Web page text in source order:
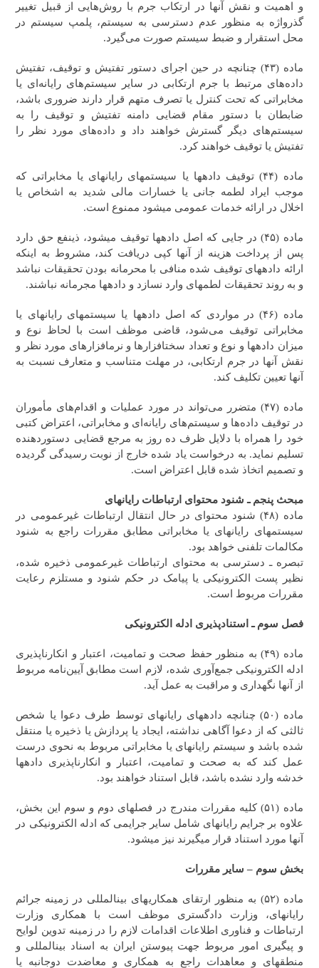
و اهمیت و نقش آنها در ارتکاب جرم با روش‌هایی از قبیل تغییر
گذرواژه به منظور عدم دسترسی به سیستم، پلمپ سیستم در
محل استقرار و ضبط سیستم صورت می‌گیرد.
ماده (۴۳) چنانچه در حین اجرای دستور تفتیش و توقیف، تفتیش
داده‌های مرتبط با جرم ارتکابی در سایر سیستم‌‌های رایانه‌ای یا
مخابراتی که تحت کنترل یا تصرف متهم قرار دارند ضروری باشد،
ضابطان با دستور مقام قضایی دامنه تفتیش و توقیف را به
سیستم‌‌های دیگر گسترش خواهند داد و داده‌‌های مورد نظر را
تفتیش یا توقیف خواهند کرد.
ماده (۴۴) توقیف داده‎ها یا سیستم‎های رایانه‎ای یا مخابراتی که
موجب ایراد لطمه جانی یا خسارات مالی شدید به اشخاص یا
اخلال در ارائه خدمات عمومی می‎شود ممنوع است.
ماده (۴۵) در جایی که اصل داده‎ها توقیف می‎شود،‌ ذی‎نفع حق دارد
پس از پرداخت هزینه از آنها کپی دریافت کند، مشروط به اینکه
ارائه داده‎های توقیف شده منافی با محرمانه بودن تحقیقات نباشد
و به روند تحقیقات لطمه‎ای وارد نسازد و داده‎ها مجرمانه نباشند.
ماده (۴۶) در مواردی که اصل داده‎ها یا سیستم‎های رایانه‎ای یا
مخابراتی توقیف می‌شود، قاضی موظف است با لحاظ نوع و
میزان داده‎ها و نوع و تعداد سخت‎افزارها و نرم‎افزارهای مورد نظر و
نقش آنها در جرم ارتکابی، در مهلت متناسب و متعارف نسبت به
آنها تعیین تکلیف کند.
ماده (۴۷) متضرر می‌تواند در مورد عملیات و اقدام‌های مأموران
در توقیف داده‌ها و سیستم‌های رایانه‌ای و مخابراتی، اعتراض کتبی
خود را همراه با دلایل ظرف ده روز به مرجع قضایی دستوردهنده
تسلیم نماید. به درخواست یاد شده خارج از نوبت رسیدگی گردیده
و تصمیم اتخاذ شده قابل اعتراض است.
مبحث پنجم ـ شنود محتوای ارتباطات رایانهای
ماده (۴۸) شنود محتوای در حال انتقال ارتباطات غیرعمومی در
سیستم‎های رایانه‎ای یا مخابراتی مطابق مقررات راجع به شنود
مکالمات تلفنی خواهد بود.
تبصره ـ دسترسی به محتوای ارتباطات غیرعمومی ذخیره شده،
نظیر پست الکترونیکی یا پیامک در حکم شنود و مستلزم رعایت
مقررات مربوط است.
فصل سوم ـ استنادپذیری ادله الکترونیکی
ماده (۴۹) به منظور حفظ صحت و تمامیت، اعتبار و انکارناپذیری
ادله الکترونیکی جمع‌آوری شده، لازم است مطابق آیین‌نامه مربوط
از آنها نگهداری و مراقبت به عمل آید.
ماده (۵۰) چنانچه داده‎های رایانه‎ای توسط طرف دعوا یا شخص
ثالثی که از دعوا آگاهی نداشته، ایجاد یا پردازش یا ذخیره یا منتقل
شده باشد‌ و سیستم‎ رایانه‎ای یا مخابراتی مربوط به نحوی درست
عمل کند که به صحت و تمامیت، اعتبار و انکارناپذیری داده‎ها
خدشه وارد نشده باشد، قابل استناد خواهند بود.
ماده (۵۱) ‎کلیه مقررات مندرج در فصل‎های دوم ‌و سوم این بخش،‌
علاوه بر جرایم رایانه‎ای شامل سایر جرایمی که ادله الکترونیکی در
آنها مورد استناد قرار می‎گیرند نیز می‎شود.
بخش سوم – سایر مقررات
ماده (۵۲) به منظور ارتقای همکاری‎های بین‎المللی در زمینه جرائم
رایانه‎ای، وزارت دادگستری موظف است با همکاری وزارت
ارتباطات و فناوری اطلاعات اقدامات لازم را در زمینه تدوین لوایح
و پیگیری امور مربوط جهت پیوستن ایران به اسناد بین‎المللی و
منطقه‎ای و معاهدات راجع به همکاری و معاضدت دوجانبه یا